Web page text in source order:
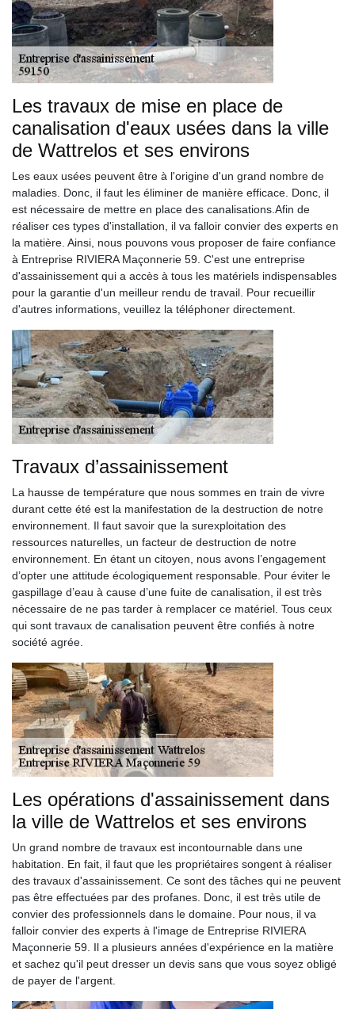
Les travaux de mise en place de
canalisation d'eaux usées dans la ville
de Wattrelos et ses environs
Les eaux usées peuvent être à l'origine d'un grand nombre de
maladies. Donc, il faut les éliminer de manière efficace. Donc, il
est nécessaire de mettre en place des canalisations.Afin de
réaliser ces types d'installation, il va falloir convier des experts en
la matière. Ainsi, nous pouvons vous proposer de faire confiance
à Entreprise RIVIERA Maçonnerie 59. C'est une entreprise
d'assainissement qui a accès à tous les matériels indispensables
pour la garantie d'un meilleur rendu de travail. Pour recueillir
d'autres informations, veuillez la téléphoner directement.
Travaux d’assainissement
La hausse de température que nous sommes en train de vivre
durant cette été est la manifestation de la destruction de notre
environnement. Il faut savoir que la surexploitation des
ressources naturelles, un facteur de destruction de notre
environnement. En étant un citoyen, nous avons l’engagement
d’opter une attitude écologiquement responsable. Pour éviter le
gaspillage d’eau à cause d’une fuite de canalisation, il est très
nécessaire de ne pas tarder à remplacer ce matériel. Tous ceux
qui sont travaux de canalisation peuvent être confiés à notre
société agrée.
Les opérations d'assainissement dans
la ville de Wattrelos et ses environs
Un grand nombre de travaux est incontournable dans une
habitation. En fait, il faut que les propriétaires songent à réaliser
des travaux d'assainissement. Ce sont des tâches qui ne peuvent
pas être effectuées par des profanes. Donc, il est très utile de
convier des professionnels dans le domaine. Pour nous, il va
falloir convier des experts à l'image de Entreprise RIVIERA
Maçonnerie 59. Il a plusieurs années d'expérience en la matière
et sachez qu'il peut dresser un devis sans que vous soyez obligé
de payer de l'argent.